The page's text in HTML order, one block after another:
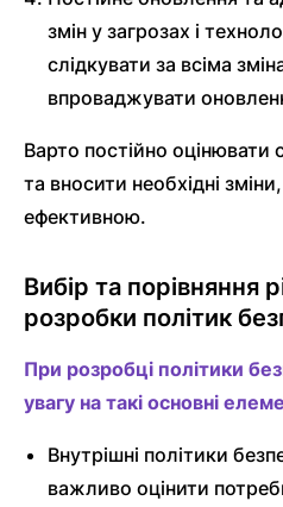
змін у загрозах і
слідкувати за всіма
впроваджувати
Варто постійно
та вносити необхідні
ефективною.
Вибір та порівняння
розробки політик
При розробці політики
увагу на такі основні
Внутрішні політики
важливо оцінити